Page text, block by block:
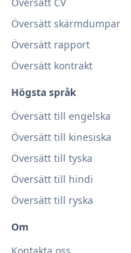
Översätt skärmdumpar
Översätt rapport
Översätt kontrakt
Högsta språk
Översätt till engelska
Översätt till kinesiska
Översätt till tyska
Översätt till hindi
Översätt till ryska
Om